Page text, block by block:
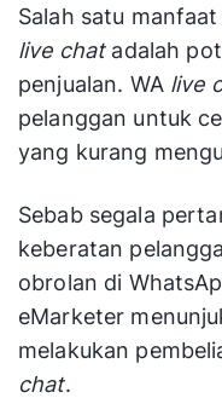
Salah satu
live chatadalah
penjualan. WA live
pelanggan untuk
yang kurang
Sebab segala
keberatan
obrolan di
eMarketer
melakukan
chat.